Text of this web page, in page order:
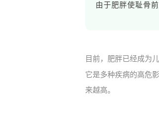
由于肥胖使耻骨
目前，肥胖已经成为
它是多种疾病的高危
来越高。